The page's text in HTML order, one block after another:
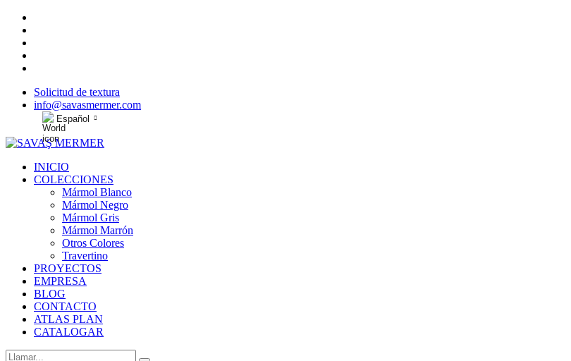
Solicitud de textura
info@savasmermer.com
Español
INICIO
COLECCIONES
Mármol Blanco
Mármol Negro
Mármol Gris
Mármol Marrón
Otros Colores
Travertino
PROYECTOS
EMPRESA
BLOG
CONTACTO
ATLAS PLAN
CATALOGAR